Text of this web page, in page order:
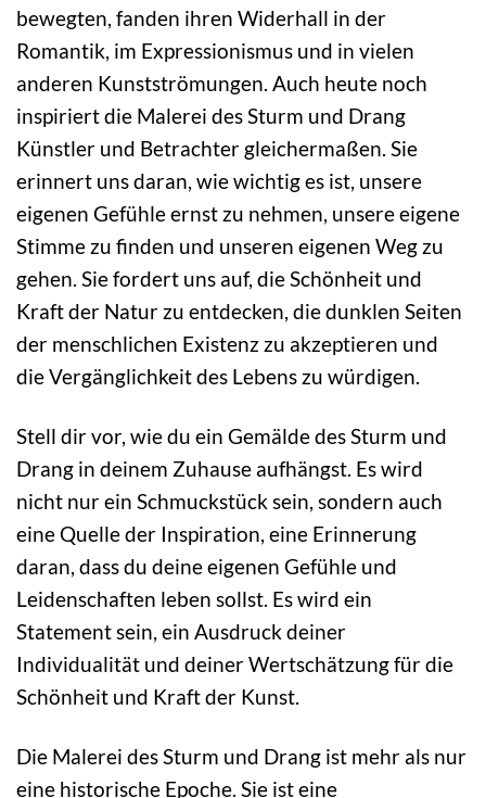
bewegten, fanden ihren Widerhall in der
Romantik, im Expressionismus und in vielen
anderen Kunstströmungen. Auch heute noch
inspiriert die Malerei des Sturm und Drang
Künstler und Betrachter gleichermaßen. Sie
erinnert uns daran, wie wichtig es ist, unsere
eigenen Gefühle ernst zu nehmen, unsere eigene
Stimme zu finden und unseren eigenen Weg zu
gehen. Sie fordert uns auf, die Schönheit und
Kraft der Natur zu entdecken, die dunklen Seiten
der menschlichen Existenz zu akzeptieren und
die Vergänglichkeit des Lebens zu würdigen.
Stell dir vor, wie du ein Gemälde des Sturm und
Drang in deinem Zuhause aufhängst. Es wird
nicht nur ein Schmuckstück sein, sondern auch
eine Quelle der Inspiration, eine Erinnerung
daran, dass du deine eigenen Gefühle und
Leidenschaften leben sollst. Es wird ein
Statement sein, ein Ausdruck deiner
Individualität und deiner Wertschätzung für die
Schönheit und Kraft der Kunst.
Die Malerei des Sturm und Drang ist mehr als nur
eine historische Epoche. Sie ist eine